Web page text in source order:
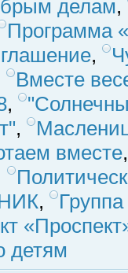
делам,
Программа
,
Вместе
,
,
вместе
,
детям